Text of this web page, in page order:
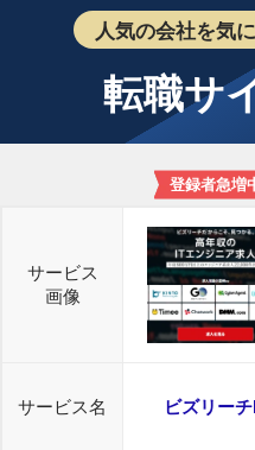
人気の会社を気
転職サ
サービス
画像
登録者急増
サービス名 ビズリー